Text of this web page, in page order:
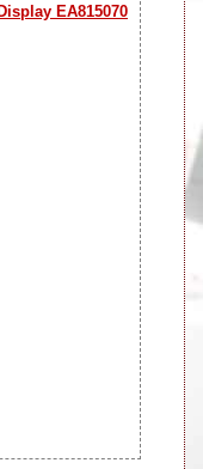
EA815070